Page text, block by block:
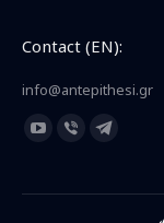
Contact (EN):
info@antepithesi.gr
Find us on:
YouTube
opens
Viber
opens
Telegram
opens